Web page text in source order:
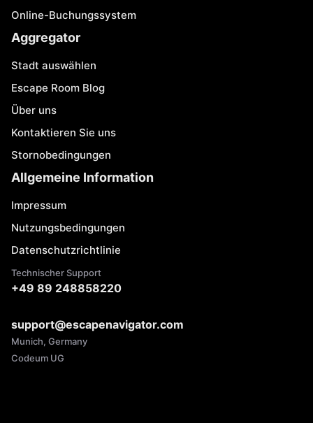
Online-Buchungssystem
Aggregator
Stadt auswählen
Escape Room Blog
Über uns
Kontaktieren Sie uns
Stornobedingungen
Allgemeine Information
Impressum
Nutzungsbedingungen
Datenschutzrichtlinie
Technischer Support
+49 89 248858220
support@escapenavigator.com
Munich, Germany
Codeum UG